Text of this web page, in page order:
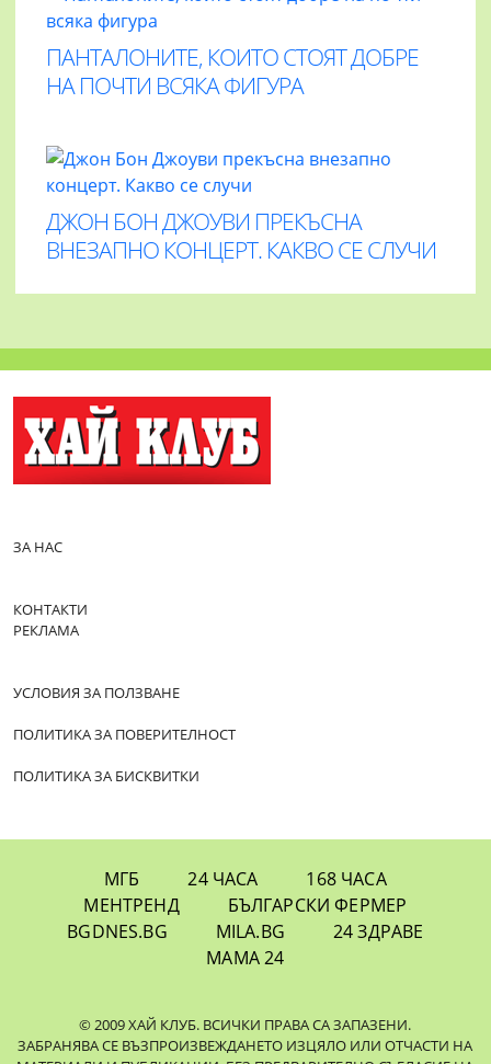
ПАНТАЛОНИТЕ, КОИТО СТОЯТ ДОБРЕ
НА ПОЧТИ ВСЯКА ФИГУРА
ДЖОН БОН ДЖОУВИ ПРЕКЪСНА
ВНЕЗАПНО КОНЦЕРТ. КАКВО СЕ СЛУЧИ
ЗА НАС
КОНТАКТИ
РЕКЛАМА
УСЛОВИЯ ЗА ПОЛЗВАНЕ
ПОЛИТИКА ЗА ПОВЕРИТЕЛНОСТ
ПОЛИТИКА ЗА БИСКВИТКИ
МГБ 24 ЧАСА
168 ЧАСА
МЕНТРЕНД
БЪЛГАРСКИ ФЕРМЕР
BGDNES.BG
MILA.BG
24 ЗДРАВЕ
МАМА 24
© 2009 ХАЙ КЛУБ. ВСИЧКИ ПРАВА СА ЗАПАЗЕНИ.
ЗАБРАНЯВА СЕ ВЪЗПРОИЗВЕЖДАНЕТО ИЗЦЯЛО ИЛИ ОТЧАСТИ НА